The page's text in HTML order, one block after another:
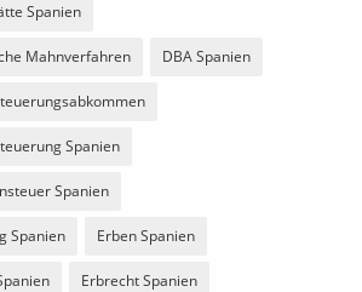
Spanien
Mahnverfahren DBA Spanien
Spanien
Spanien
Spanien Erben Spanien
Erbrecht Spanien